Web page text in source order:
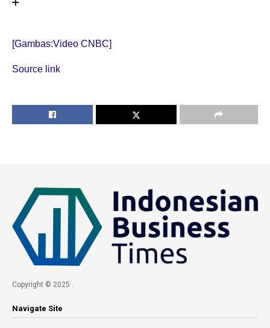
[Gambas:Video CNBC]
Source link
Copyright © 2025 .
Navigate Site